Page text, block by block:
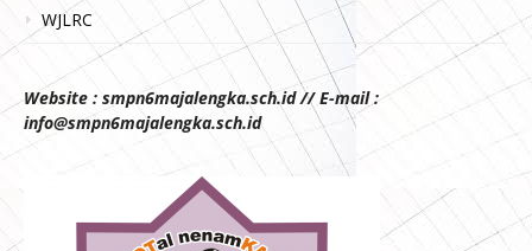
WJLRC
Website : smpn6majalengka.sch.id // E-mail :
info@smpn6majalengka.sch.id